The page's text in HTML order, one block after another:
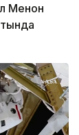
Менон